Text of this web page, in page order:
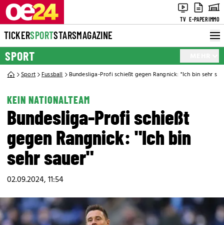
TV E-PAPERIMMO
TICKERSPORTSTARSMAGAZINE
SPORT
Sport Fussball Bundesliga-Profi schießt gegen Rangnick: "Ich bin sehr
KEIN NATIONALTEAM
Bundesliga-Profi schießt
gegen Rangnick: "Ich bin
sehr sauer"
02.09.2024, 11:54